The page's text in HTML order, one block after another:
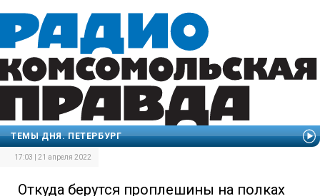
ТЕМЫ ДНЯ. ПЕТЕРБУРГ
17:03 | 21 апреля 2022
Откуда берутся проплешины на полках